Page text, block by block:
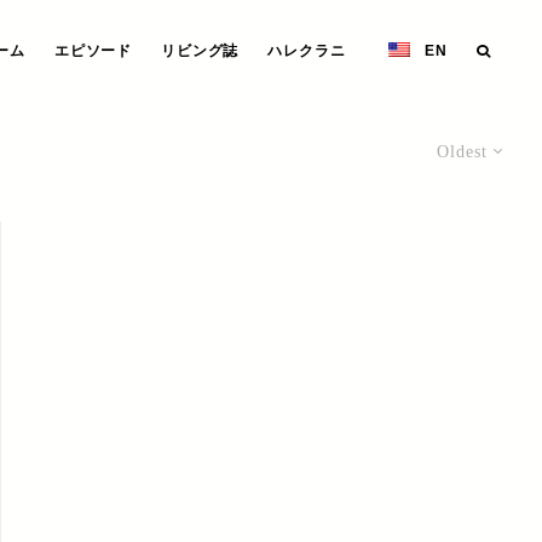
ム エピソード リビング誌 ハレクラニ EN
Oldest